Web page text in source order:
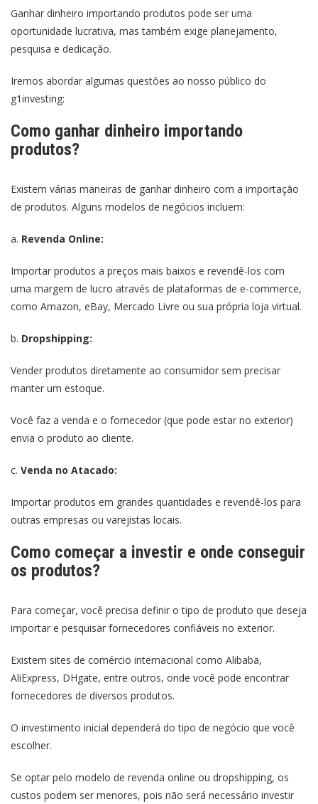
Ganhar dinheiro importando produtos pode ser uma
oportunidade lucrativa, mas também exige planejamento,
pesquisa e dedicação.
Iremos abordar algumas questões ao nosso público do
g1investing:
Como ganhar dinheiro importando
produtos?
Existem várias maneiras de ganhar dinheiro com a importação
de produtos. Alguns modelos de negócios incluem:
a. Revenda Online:
Importar produtos a preços mais baixos e revendê-los com
uma margem de lucro através de plataformas de e-commerce,
como Amazon, eBay, Mercado Livre ou sua própria loja virtual.
b. Dropshipping:
Vender produtos diretamente ao consumidor sem precisar
manter um estoque.
Você faz a venda e o fornecedor (que pode estar no exterior)
envia o produto ao cliente.
c. Venda no Atacado:
Importar produtos em grandes quantidades e revendê-los para
outras empresas ou varejistas locais.
Como começar a investir e onde conseguir
os produtos?
Para começar, você precisa definir o tipo de produto que deseja
importar e pesquisar fornecedores confiáveis no exterior.
Existem sites de comércio internacional como Alibaba,
AliExpress, DHgate, entre outros, onde você pode encontrar
fornecedores de diversos produtos.
O investimento inicial dependerá do tipo de negócio que você
escolher.
Se optar pelo modelo de revenda online ou dropshipping, os
custos podem ser menores, pois não será necessário investir